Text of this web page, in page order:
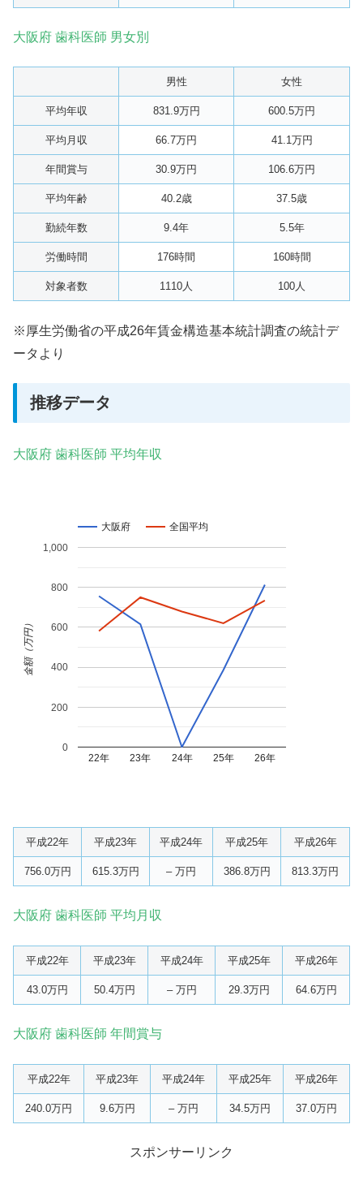
大阪府 歯科医師 男女別
男性 女性
平均年収 831.9万円 600.5万円
平均月収 66.7万円 41.1万円
年間賞与 30.9万円 106.6万円
平均年齢 40.2歳 37.5歳
勤続年数 9.4年 5.5年
労働時間 176時間 160時間
対象者数 1110人 100人
※厚生労働省の平成26年賃金構造基本統計調査の統計デ
ータより
推移データ
大阪府 歯科医師 平均年収
大阪府 全国平均
22年 23年 24年 25年 26年
0
200
400
600
800
1,000
金額（万円）
平成22年 平成23年 平成24年 平成25年 平成26年
756.0万円 615.3万円 – 万円 386.8万円 813.3万円
大阪府 歯科医師 平均月収
平成22年 平成23年 平成24年 平成25年 平成26年
43.0万円 50.4万円 – 万円 29.3万円 64.6万円
大阪府 歯科医師 年間賞与
平成22年 平成23年 平成24年 平成25年 平成26年
240.0万円 9.6万円 – 万円 34.5万円 37.0万円
スポンサーリンク